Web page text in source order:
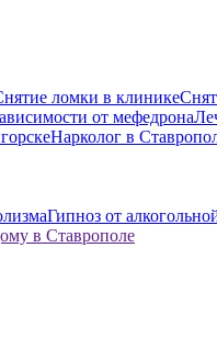
ломки в клинике
от мефедрона
Нарколог в
Гипноз от
в Ставрополе